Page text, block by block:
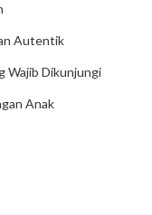
Autentik
Wajib Dikunjungi
Anak